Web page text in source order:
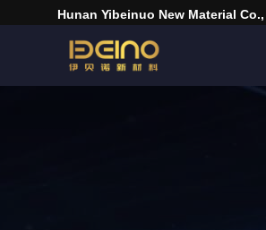
Hunan Yibeinuo New Material